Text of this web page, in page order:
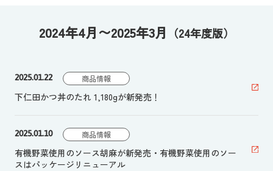
2024年4月〜2025年3月 （24年度版）
2025.01.22 商品情報
下仁田かつ丼のたれ 1,180gが新発売！
2025.01.10 商品情報
有機野菜使用のソース胡麻が新発売・有機野菜使用のソー
スはパッケージリニューアル